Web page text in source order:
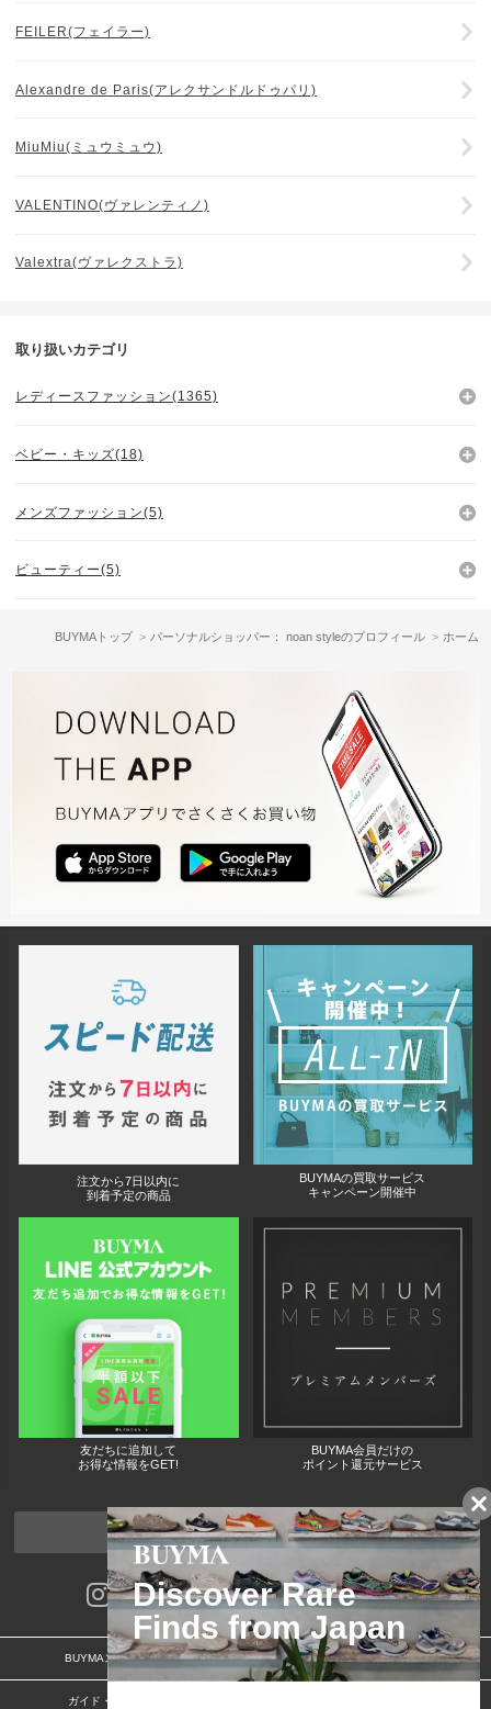
FEILER(フェイラー)
Alexandre de Paris(アレクサンドルドゥパリ)
MiuMiu(ミュウミュウ)
VALENTINO(ヴァレンティノ)
Valextra(ヴァレクストラ)
取り扱いカテゴリ
レディースファッション(1365)
ベビー・キッズ(18)
メンズファッション(5)
ビューティー(5)
BUYMAトップ パーソナルショッパー： noan styleのプロフィール ホーム
注文から7日以内に
到着予定の商品
BUYMAの買取サービス
キャンペーン開催中
友だちに追加して
お得な情報をGET!
BUYMA会員だけの
ポイント還元サービス
ページトップへ
BUYMAスタートガイド 安心への取り組み
ガイド・お問い合わせ